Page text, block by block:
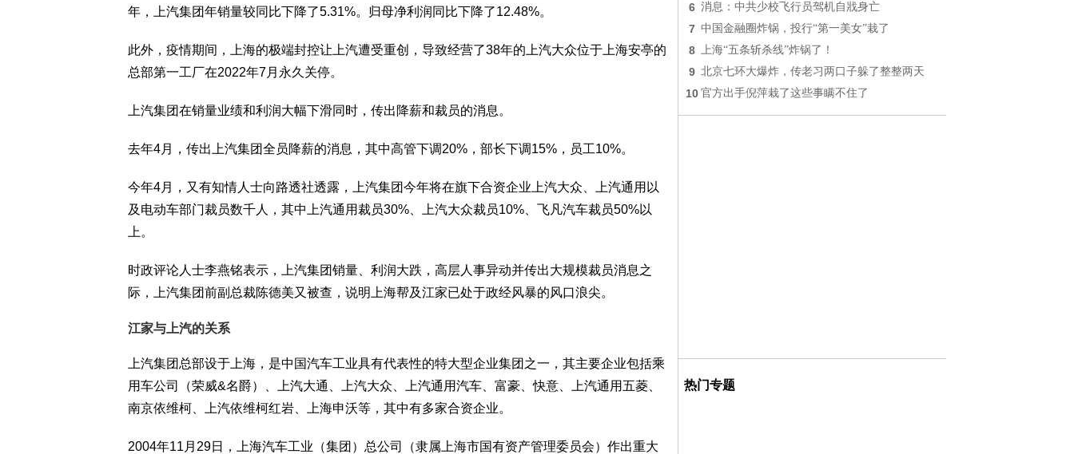
年，上汽集团年销量较同比下降了5.31%。归母净利润同比下降了12.48%。
此外，疫情期间，上海的极端封控让上汽遭受重创，导致经营了38年的上汽大众位于上海安亭的
总部第一工厂在2022年7月永久关停。
上汽集团在销量业绩和利润大幅下滑同时，传出降薪和裁员的消息。
去年4月，传出上汽集团全员降薪的消息，其中高管下调20%，部长下调15%，员工10%。
今年4月，又有知情人士向路透社透露，上汽集团今年将在旗下合资企业上汽大众、上汽通用以
及电动车部门裁员数千人，其中上汽通用裁员30%、上汽大众裁员10%、飞凡汽车裁员50%以
上。
时政评论人士李燕铭表示，上汽集团销量、利润大跌，高层人事异动并传出大规模裁员消息之
际，上汽集团前副总裁陈德美又被查，说明上海帮及江家已处于政经风暴的风口浪尖。
江家与上汽的关系
上汽集团总部设于上海，是中国汽车工业具有代表性的特大型企业集团之一，其主要企业包括乘
用车公司（荣威&名爵）、上汽大通、上汽大众、上汽通用汽车、富豪、快意、上汽通用五菱、
南京依维柯、上汽依维柯红岩、上海申沃等，其中有多家合资企业。
2004年11月29日，上海汽车工业（集团）总公司（隶属上海市国有资产管理委员会）作出重大
6 消息：中共少校飞行员驾机自戕身亡
7 中国金融圈炸锅，投行“第一美女”栽了
8 上海“五条斩杀线”炸锅了！
9 北京七环大爆炸，传老习两口子躲了整整两天
10 官方出手倪萍栽了这些事瞒不住了
热门专题